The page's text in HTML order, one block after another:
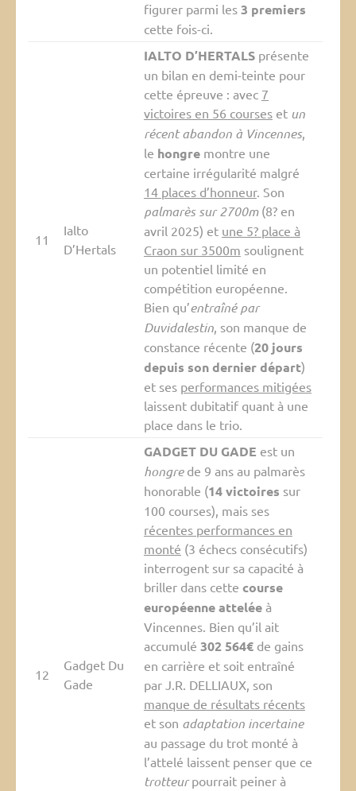
figurer parmi les 3 premiers
cette fois-ci.
11
Ialto
D’Hertals
IALTO D’HERTALSprésente
un bilan en demi-teinte pour
cette épreuve : avec 7
victoires en 56 courseset un
récent abandon à Vincennes,
le hongremontre une
certaine irrégularité malgré
14 places d’honneur. Son
palmarès sur 2700m(8? en
avril 2025) et une 5? place à
Craon sur 3500m soulignent
un potentiel limité en
compétition européenne.
Bien qu’entraîné par
Duvidalestin, son manque de
constance récente (20 jours
depuis son dernier départ)
et ses performances mitigées
laissent dubitatif quant à une
place dans le trio.
12
Gadget Du
Gade
GADGET DU GADE est un
hongrede 9 ans au palmarès
honorable (14 victoires sur
100 courses), mais ses
récentes performances en
monté (3 échecs consécutifs)
interrogent sur sa capacité à
briller dans cette course
européenne atteléeà
Vincennes. Bien qu’il ait
accumulé 302 564€de gains
en carrière et soit entraîné
par J.R. DELLIAUX, son
manque de résultats récents
et son adaptation incertaine
au passage du trot monté à
l’attelé laissent penser que ce
trotteurpourrait peiner à